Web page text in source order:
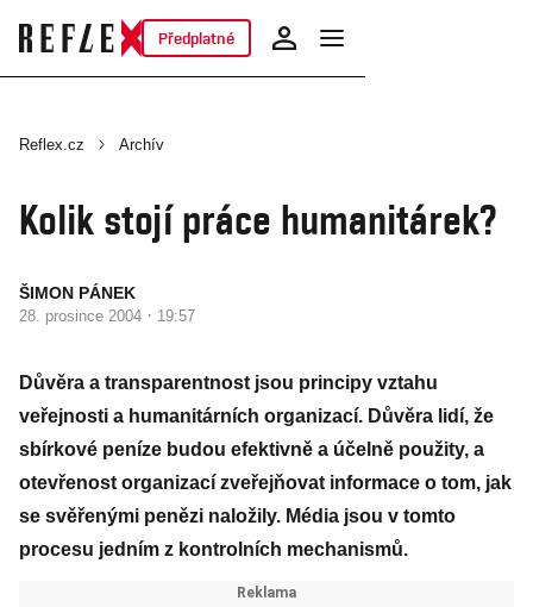
Předplatné
Reflex.cz Archív
Kolik stojí práce humanitárek?
ŠIMON PÁNEK
28. prosince 2004 · 19:57
Důvěra a transparentnost jsou principy vztahu
veřejnosti a humanitárních organizací. Důvěra lidí, že
sbírkové peníze budou efektivně a účelně použity, a
otevřenost organizací zveřejňovat informace o tom, jak
se svěřenými penězi naložily. Média jsou v tomto
procesu jedním z kontrolních mechanismů.